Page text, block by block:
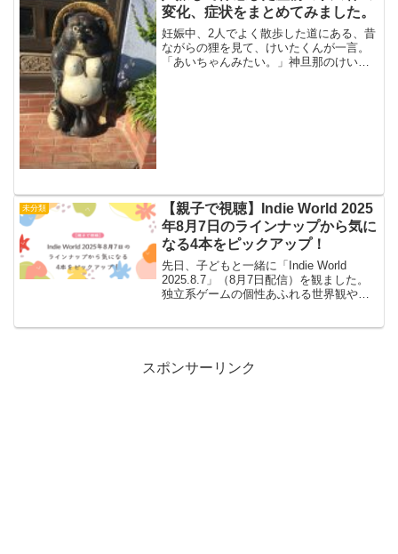
変化、症状をまとめてみました。
妊娠中、2人でよく散歩した道にある、昔
ながらの狸を見て、けいたくんが一言。
「あいちゃんみたい。」神旦那のけいた
未分類
【親子で視聴】Indie World 2025
年8月7日のラインナップから気に
なる4本をピックアップ！
先日、子どもと一緒に「Indie World
2025.8.7」（8月7日配信）を観ました。
独立系ゲームの個性あふれる世界観や斬
スポンサーリンク